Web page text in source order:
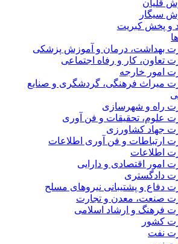
قلیان
سیگار
و پخش کبریت
بهداشت، درمان و آموزش پزشکی
تعاون، کار و رفاه اجتماعی
امور خارجه
میراث فرهنگی، گردشگری و صنایع
راه و شهرسازی
علوم، تحقیقات و فن آوری
جهاد کشاورزی
ارتباطات و فن آوری اطلاعات
اطلاعات
امور اقتصادی و دارایی
دادگستری
دفاع و پشتیبانی نیروهای مسلح
صنعت، معدن و تجارت
فرهنگ و ارشاد اسلامی
کشور
نفت